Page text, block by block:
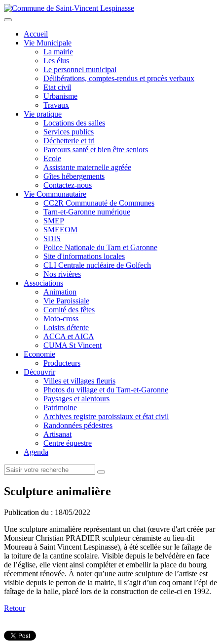
Aller
au
principal
Toggle
navigationAccueil
Vie Municipale
La mairie
Les élus
Le personnel municipal
Délibérations, comptes-rendus et procès verbaux
Etat civil
Urbanisme
Travaux
Vie pratique
Locations des salles
Services publics
Déchetterie et tri
Parcours santé et bien être seniors
Ecole
Assistante maternelle agréée
Gîtes hébergements
Contactez-nous
Vie Communautaire
CC2R Communauté de Communes
Tarn-et-Garonne numérique
SMEP
SMEEOM
SDIS
Police Nationale du Tarn et Garonne
Site d'informations locales
CLI Centrale nucléaire de Golfech
Nos rivières
Associations
Animation
Vie Paroissiale
Comité des fêtes
Moto-cross
Loisirs détente
ACCA et AICA
CUMA St Vincent
Economie
Producteurs
Découvrir
Villes et villages fleuris
Photos du village et du Tarn-et-Garonne
Paysages et alentours
Patrimoine
Archives registre paroissiaux et état civil
Randonnées pédestres
Artisanat
Centre équestre
Agenda
Sculpture animalière
Publication du : 18/05/2022
Une sculpture animalière représentant un chat (œuvre d'art créée par
Monsieur Christian PRADIER sculpteur céramiste au lieu-dit
Moureau à Saint Vincent Lespinasse), à été scellée sur le faîtage de
la toiture de la cantine scolaire. Visible depuis le belvédère en face
de l’église, elle vient ainsi compléter et embellir la place du bourg
récemment rénovée. À noter qu’une autre sculpture de l’artiste est
visible depuis le perron de la mairie, il s’agit d’un coq ornant l’épi de
faîtage de la halle, placé lors de la construction de celle-ci en 1992.
Retour